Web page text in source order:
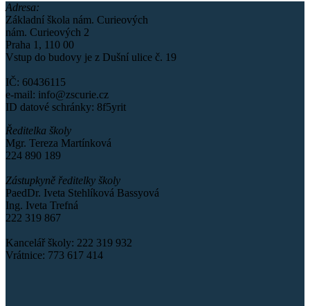
Adresa:
Základní škola nám. Curieových
nám. Curieových 2
Praha 1, 110 00
Vstup do budovy je z Dušní ulice č. 19
IČ: 60436115
e-mail: info@zscurie.cz
ID datové schránky: 8f5yrit
Ředitelka školy
Mgr. Tereza Martínková
224 890 189
Zástupkyně ředitelky školy
PaedDr. Iveta Stehlíková Bassyová
Ing. Iveta Trefná
222 319 867
Kancelář školy: 222 319 932
Vrátnice: 773 617 414